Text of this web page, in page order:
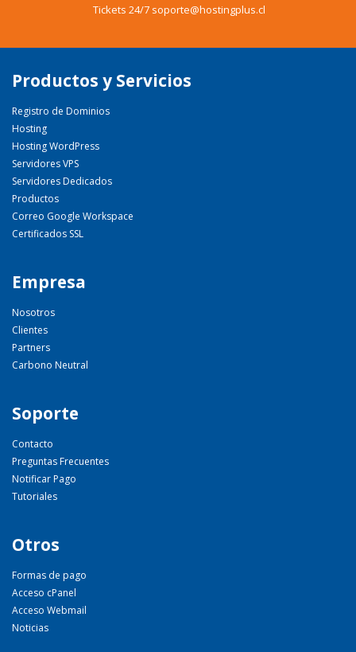
Tickets 24/7 soporte@hostingplus.cl
Productos y Servicios
Registro de Dominios
Hosting
Hosting WordPress
Servidores VPS
Servidores Dedicados
Productos
Correo Google Workspace
Certificados SSL
Empresa
Nosotros
Clientes
Partners
Carbono Neutral
Soporte
Contacto
Preguntas Frecuentes
Notificar Pago
Tutoriales
Otros
Formas de pago
Acceso cPanel
Acceso Webmail
Noticias